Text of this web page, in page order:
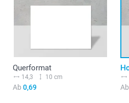
Querformat
14,3 10 cm
Ab 0,69 Ab